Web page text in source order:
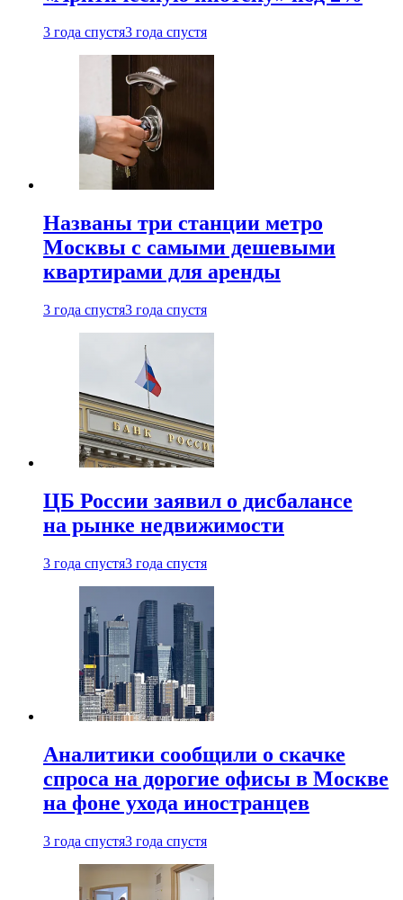
3 года спустя3 года спустя
Названы три станции метро
Москвы с самыми дешевыми
квартирами для аренды
3 года спустя3 года спустя
ЦБ России заявил о дисбалансе
на рынке недвижимости
3 года спустя3 года спустя
Аналитики сообщили о скачке
спроса на дорогие офисы в Москве
на фоне ухода иностранцев
3 года спустя3 года спустя